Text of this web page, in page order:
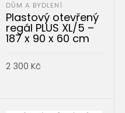
DŮM A BYDLENÍ
Plastový otevřený
regál PLUS XL/5 –
187 x 90 x 60 cm
2 300 Kč